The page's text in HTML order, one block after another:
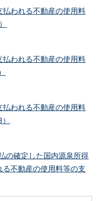
われる不動産の使用料
われる不動産の使用料
われる不動産の使用料
の確定した国内源泉所得
不動産の使用料等の支